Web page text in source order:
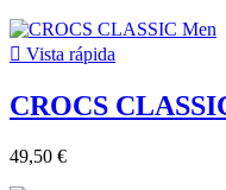
 Vista rápida
CROCS
49,50 €